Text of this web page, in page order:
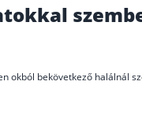
okból bekövetkező halálnál